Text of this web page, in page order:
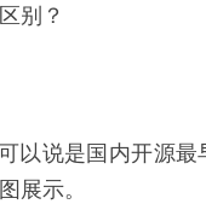
别？
以说是国内开源
展示。